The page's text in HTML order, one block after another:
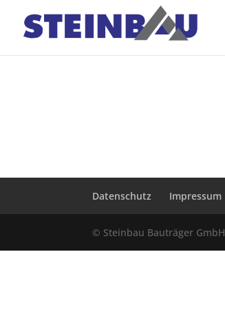
Datenschutz Impressum
© Steinbau Bauträger GmbH